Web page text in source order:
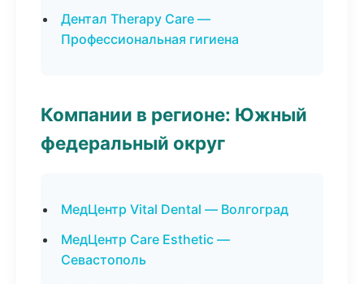
Дентал Therapy Care —
Профессиональная гигиена
Компании в регионе: Южный
федеральный округ
МедЦентр Vital Dental — Волгоград
МедЦентр Care Esthetic —
Севастополь